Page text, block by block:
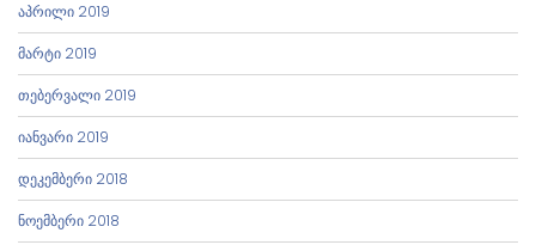
აპრილი 2019
მარტი 2019
თებერვალი 2019
იანვარი 2019
დეკემბერი 2018
ნოემბერი 2018